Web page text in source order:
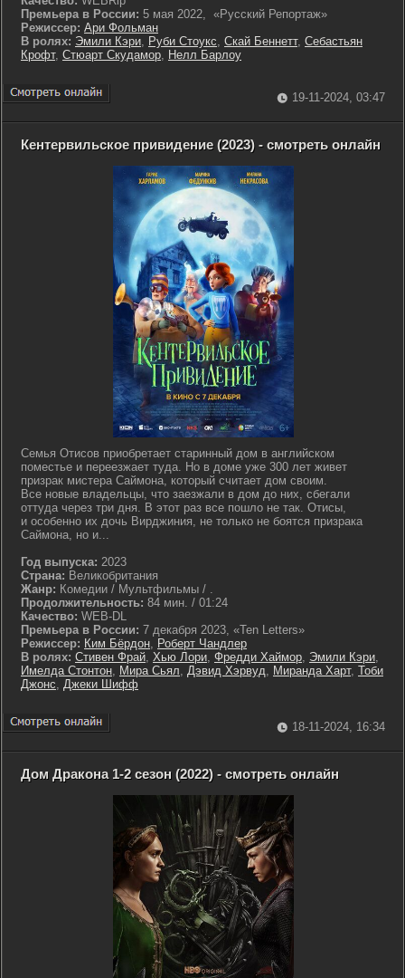
Премьера в России: 5 мая 2022, «Русский Репортаж»
Режиссер: Ари Фольман
В ролях: Эмили Кэри, Руби Стоукс, Скай Беннетт, Себастьян
Крофт, Стюарт Скудамор, Нелл Барлоу
19-11-2024, 03:47
Кентервильское привидение (2023) - смотреть онлайн
Семья Отисов приобретает старинный дом в английском
поместье и переезжает туда. Но в доме уже 300 лет живет
призрак мистера Саймона, который считает дом своим.
Все новые владельцы, что заезжали в дом до них, сбегали
оттуда через три дня. В этот раз все пошло не так. Отисы,
и особенно их дочь Вирджиния, не только не боятся призрака
Саймона, но и...
Год выпуска: 2023
Страна: Великобритания
Жанр: Комедии / Мультфильмы / .
Продолжительность: 84 мин. / 01:24
Качество: WEB-DL
Премьера в России: 7 декабря 2023, «Ten Letters»
Режиссер: Ким Бёрдон, Роберт Чандлер
В ролях: Стивен Фрай, Хью Лори, Фредди Хаймор, Эмили Кэри,
Имелда Стонтон, Мира Сьял, Дэвид Хэрвуд, Миранда Харт, Тоби
Джонс, Джеки Шифф
18-11-2024, 16:34
Дом Дракона 1-2 сезон (2022) - смотреть онлайн